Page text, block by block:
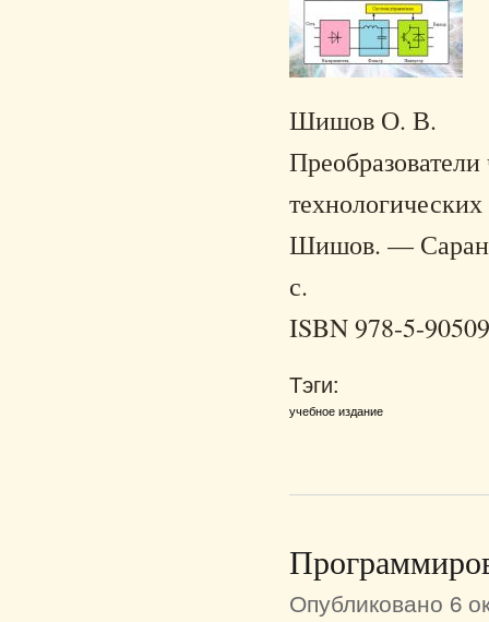
Шишов О. В.
Шишов. —
с.
ISBN 978-5-
Тэги:
учебное издание
Опубликовано 6